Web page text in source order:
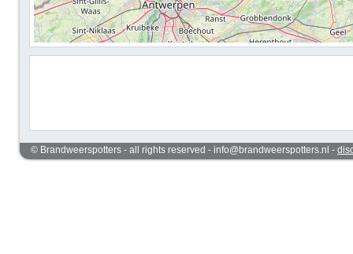
© Brandweerspotters - all rights reserved - info@brandweerspotters.nl -